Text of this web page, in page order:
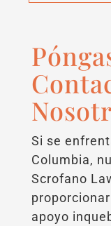
Si se
Columbia,
Scrofano
apoyo